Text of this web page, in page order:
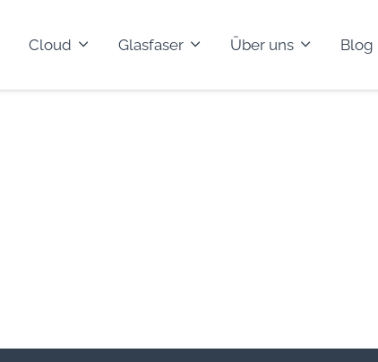
Cloud Glasfaser Über uns Blog